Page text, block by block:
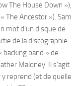
The House Down »),
The Ancestor »). Sam
mot d’un disque de
de la discographie
backing band » de
Maloney. Il s’agit
reprend (et de quelle